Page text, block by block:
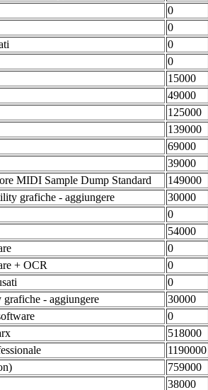
0
0
0
0
15000
49000
125000
139000
69000
39000
MIDI Sample Dump Standard
149000
grafiche - aggiungere
30000
0
54000
0
+ OCR
0
0
- aggiungere
30000
0
518000
1190000
759000
38000